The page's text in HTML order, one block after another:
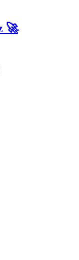
🚀